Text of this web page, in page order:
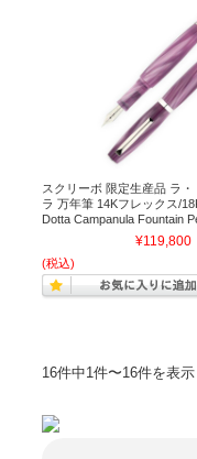
スクリーボ 限定生産品 ラ・
ラ 万年筆 14Kフレックス/
Dotta Campanula Fountain
¥119,800
(税込)
16件中1件〜16件を表示